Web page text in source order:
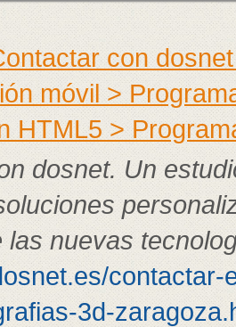
con
móvil >
HTML5 >
dosnet. Un
las nuevas
3d-